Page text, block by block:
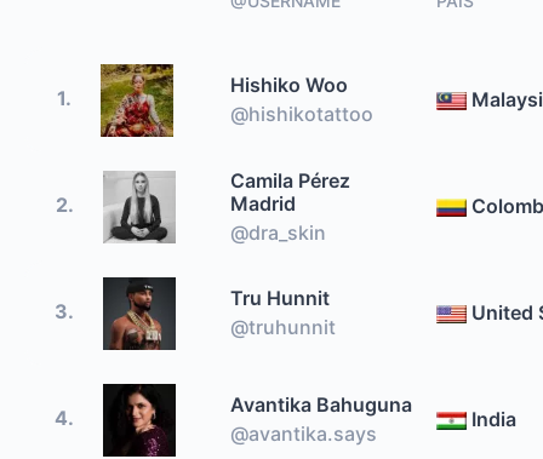
1.
Hishiko Woo
@hishikotattoo
2.
Camila Pérez
Madrid
@dra_skin
3.
Tru Hunnit
@truhunnit
United
4.
Avantika Bahuguna
@avantika.says
India